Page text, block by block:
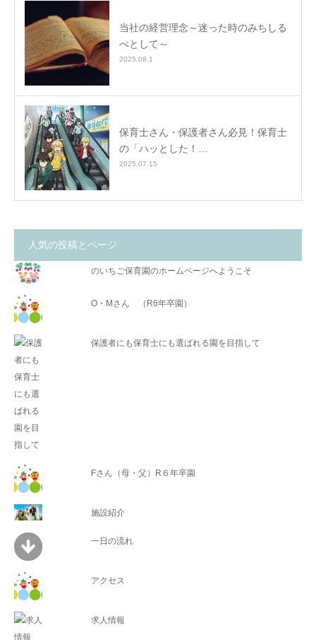
当社の経営理念～迷った時のみちしる
べとして～
2025.08.1
保育士さん・保護者さん必見！保育士
の「ハッとした！…
2025.07.15
人気の投稿とページ
のいちご保育園のホームページへようこそ
O・Mさん （R6年卒園）
保護者にも保育士にも選ばれる園を目指して
Fさん（母・父）R６年卒園
施設紹介
一日の流れ
アクセス
求人情報